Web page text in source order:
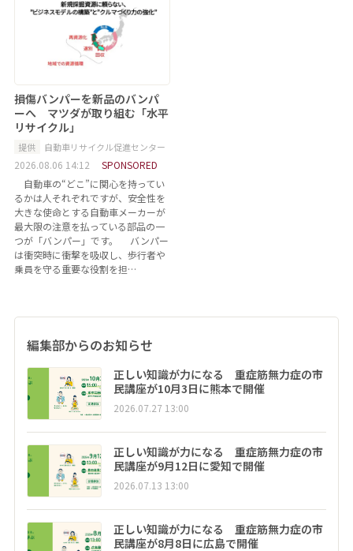
損傷バンパーを新品のバンパ
ーへ マツダが取り組む「水平
リサイクル」
提供 自動車リサイクル促進センター
2026.08.06 14:12
SPONSORED
自動車の“どこ”に関心を持ってい
るかは人それぞれですが、安全性を
大きな使命とする自動車メーカーが
最大限の注意を払っている部品の一
つが「バンパー」です。 バンパー
は衝突時に衝撃を吸収し、歩行者や
乗員を守る重要な役割を担…
編集部からのお知らせ
正しい知識が力になる 重症筋無力症の市
民講座が10月3日に熊本で開催
2026.07.27 13:00
正しい知識が力になる 重症筋無力症の市
民講座が9月12日に愛知で開催
2026.07.13 13:00
正しい知識が力になる 重症筋無力症の市
民講座が8月8日に広島で開催